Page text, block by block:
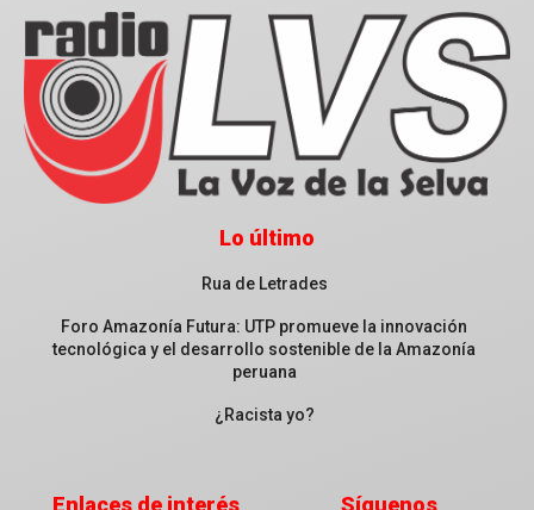
Lo último
Rua de Letrades
Foro Amazonía Futura: UTP promueve la innovación
tecnológica y el desarrollo sostenible de la Amazonía
peruana
¿Racista yo?
Enlaces de interés Síguenos